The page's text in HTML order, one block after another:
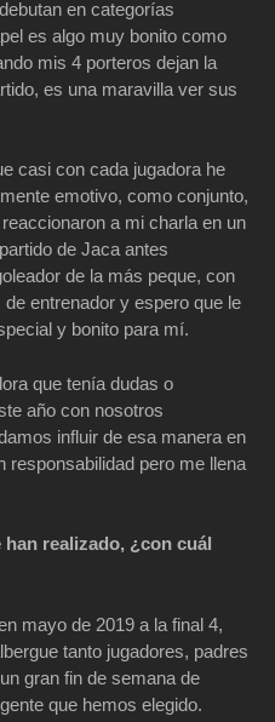
en categorías
es algo muy bonito como
mis 4 porteros dejan la
es una maravilla ver sus
casi con cada jugadora he
emotivo, como conjunto,
a mi charla en un
de Jaca antes
de la más peque, con
entrenador y espero que le
y bonito para mí.
que tenía dudas o
año con nosotros
influir de esa manera en
responsabilidad pero me llena
realizado, ¿con cuál
mayo de 2019 a la final 4,
tanto jugadores, padres
gran fin de semana de
que hemos elegido.